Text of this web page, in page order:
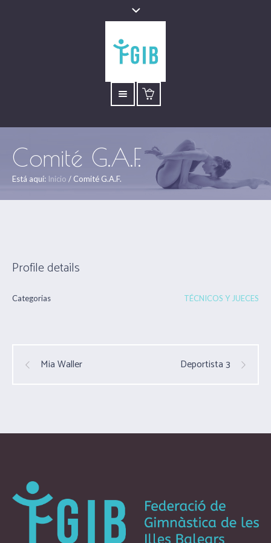
Comité G.A.F.
Está aquí: Inicio / Comité G.A.F.
Profile details
Categorias TÉCNICOS Y JUECES
Mia Waller Deportista 3